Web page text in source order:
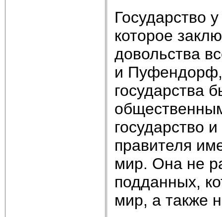
Государство
которое
довольства
и Пуфендорф,
государства
государство
правителя
мир. Она не
подданных,
мир, а также